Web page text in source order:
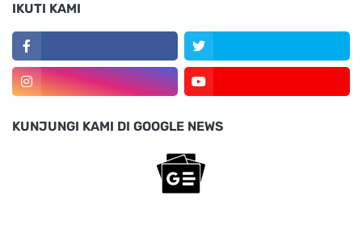
IKUTI KAMI
KUNJUNGI KAMI DI GOOGLE NEWS